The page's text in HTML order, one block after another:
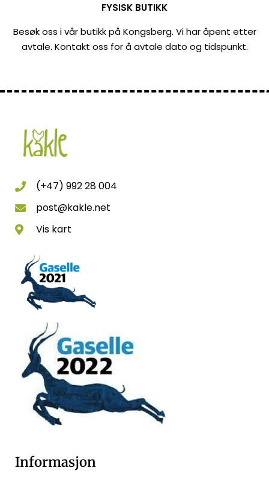
FYSISK BUTIKK
Besøk oss i vår butikk på Kongsberg. Vi har åpent etter
avtale. Kontakt oss for å avtale dato og tidspunkt.
(+47) 992 28 004
post@kakle.net
Vis kart
Informasjon